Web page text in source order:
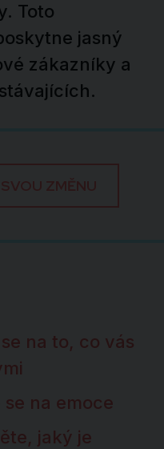
Toto
jasný
zákazníky a
na to, co vás
na emoce
jaký je